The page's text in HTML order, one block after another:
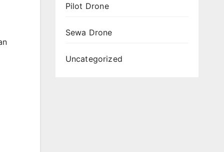
Pilot Drone
Sewa Drone
Uncategorized